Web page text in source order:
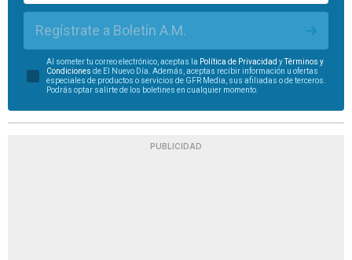
Regístrate a Boletín A.M.
Al someter tu correo electrónico, aceptas la Política de Privacidad yTérminos y
Condiciones de El Nuevo Día. Además, aceptas recibir información u ofertas
especiales de productos o servicios de GFR Media, sus afiliadas o de terceros.
Podrás optar salirte de los boletines en cualquier momento.
PUBLICIDAD